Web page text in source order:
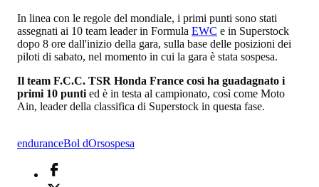
In linea con le regole del mondiale, i primi punti sono stati
assegnati ai 10 team leader in Formula EWC e in Superstock
dopo 8 ore dall'inizio della gara, sulla base delle posizioni dei
piloti di sabato, nel momento in cui la gara è stata sospesa.
Il team F.C.C. TSR Honda France così ha guadagnato i
primi 10 punti ed è in testa al campionato, così come Moto
Ain, leader della classifica di Superstock in questa fase.
enduranceBol dOrsospesa